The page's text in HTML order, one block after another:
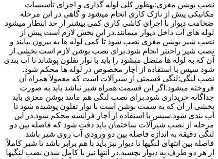
نصب بوشن مغزی:بهطور کلی لوله گذاری و اجرای تأسیسات
مکانیکی پیش از نازک کاری انجام میشود و گاهی در این مرحله
ضخامت دیوار با اجرای کاشی کاری کمی بیشتر از حد انتظار میشود
لوله های آب داخل دیوار میمانند.در این بخش لازم است پیش از
نصب شیر بوشن مغزی نصب شود تا کمی لوله ها به بیرون بیایند و
نصب شیر راحتتر انجام شود.برای نصب بوشن لازم است بخشی از
آن که به لوله ها متصل میشود را باید با نوار تفلون پوشاند تا آب بندی
شود سپس با استفاده از آچار مخصوص در لوله ها محکم شود.
نصب لنگی:لنگی قسمتی از شیرآلات است که معمولاً همراه آن
فروخته میشود.اگر این قسمت همراه شیر نباشد باید به صورت
جداگانه خریداری شود.برای نصب لنگی هم مانند بوشن مغزی باید
بخشی از آن که به سمت بوشن است با نوار تفلون پوشیده شود تا
آب بندی شود.سپس با استفاده از آچار فرانسه محکم شود.در این
مرحله از نصب شیرآلات ساختمان باید دقت شود که فاصله بین دو
لنگی دقیقه به اندازه فاصله بین دو ورودی آب روی شیر باشد
فاصله بین انتهای لنگیها تا دیوار نیز باید با هم برابر باشد تا شیر کاملاً
از هر دو طرف به دیوار بچسبد.در انتها نیز با کامل شدن نصب لنگیها